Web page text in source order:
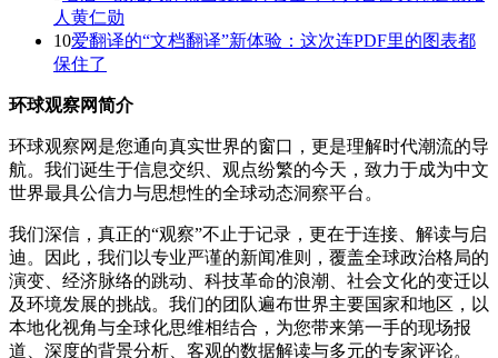
人黄仁勋
10爱翻译的“文档翻译”新体验：这次连PDF里的图表都
保住了
环球观察网简介
环球观察网是您通向真实世界的窗口，更是理解时代潮流的导
航。我们诞生于信息交织、观点纷繁的今天，致力于成为中文
世界最具公信力与思想性的全球动态洞察平台。
我们深信，真正的“观察”不止于记录，更在于连接、解读与启
迪。因此，我们以专业严谨的新闻准则，覆盖全球政治格局的
演变、经济脉络的跳动、科技革命的浪潮、社会文化的变迁以
及环境发展的挑战。我们的团队遍布世界主要国家和地区，以
本地化视角与全球化思维相结合，为您带来第一手的现场报
道、深度的背景分析、客观的数据解读与多元的专家评论。